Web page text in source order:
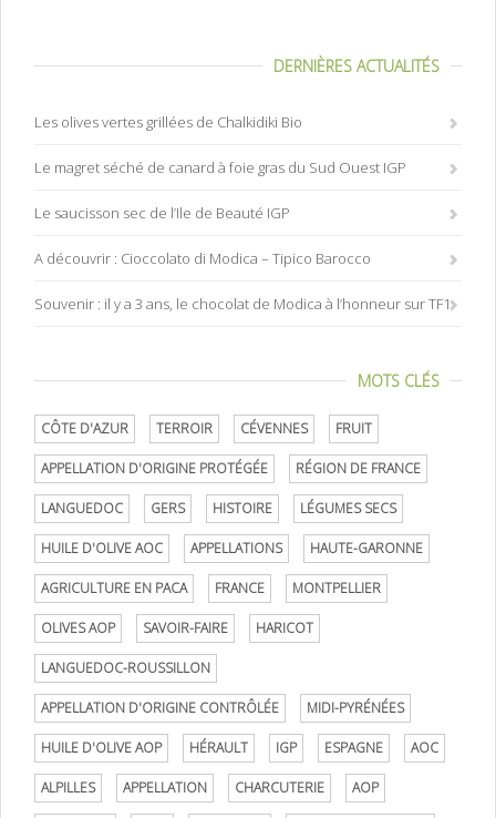
DERNIÈRES ACTUALITÉS
Les olives vertes grillées de Chalkidiki Bio
Le magret séché de canard à foie gras du Sud Ouest IGP
Le saucisson sec de l’Ile de Beauté IGP
A découvrir : Cioccolato di Modica – Tipico Barocco
Souvenir : il y a 3 ans, le chocolat de Modica à l’honneur sur TF1
MOTS CLÉS
CÔTE D'AZUR TERROIR CÉVENNES FRUIT
APPELLATION D'ORIGINE PROTÉGÉE RÉGION DE FRANCE
LANGUEDOC GERS HISTOIRE LÉGUMES SECS
HUILE D'OLIVE AOC APPELLATIONS HAUTE-GARONNE
AGRICULTURE EN PACA FRANCE MONTPELLIER
OLIVES AOP SAVOIR-FAIRE HARICOT
LANGUEDOC-ROUSSILLON
APPELLATION D'ORIGINE CONTRÔLÉE MIDI-PYRÉNÉES
HUILE D'OLIVE AOP HÉRAULT IGP ESPAGNE AOC
ALPILLES APPELLATION CHARCUTERIE AOP